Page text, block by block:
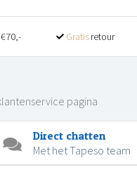
Gratisretour
pagina
Direct chatten
Met het Tapeso team